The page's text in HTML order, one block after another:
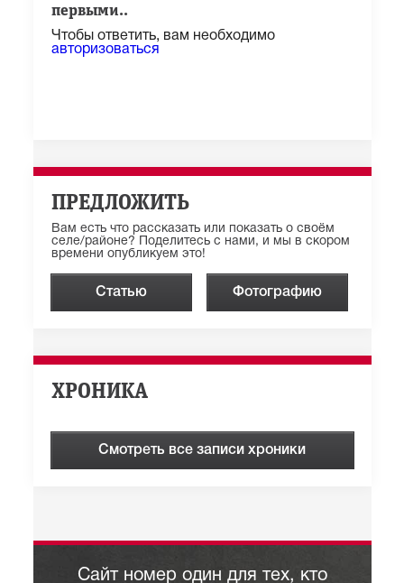
первыми..
Чтобы ответить, вам необходимо
авторизоваться
ПРЕДЛОЖИТЬ
Вам есть что рассказать или показать о своём
селе/районе? Поделитесь с нами, и мы в скором
времени опубликуем это!
Статью Фотографию
ХРОНИКА
Смотреть все записи хроники
Сайт номер один для тех, кто